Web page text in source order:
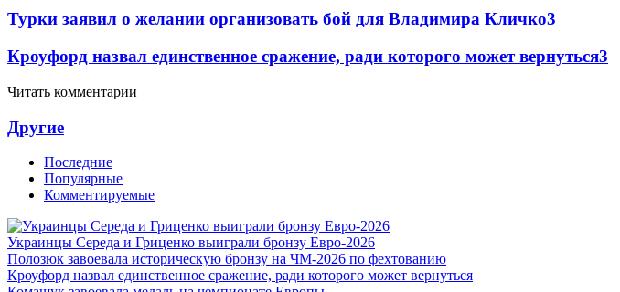
Турки заявил о желании организовать бой для Владимира Кличко3
Кроуфорд назвал единственное сражение, ради которого может вернуться3
Читать комментарии
Другие
Последние
Популярные
Комментируемые
Украинцы Середа и Гриценко выиграли бронзу Евро-2026
Полозюк завоевала историческую бронзу на ЧМ-2026 по фехтованию
Кроуфорд назвал единственное сражение, ради которого может вернуться